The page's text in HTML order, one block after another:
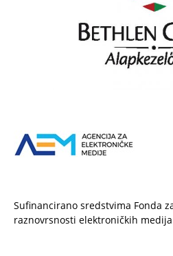
Sufinancirano sredstvima Fonda
raznovrsnosti elektroničkih